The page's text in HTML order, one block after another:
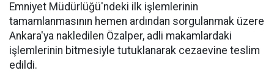
Emniyet Müdürlüğü'ndeki ilk işlemlerinin
tamamlanmasının hemen ardından sorgulanmak üzere
Ankara'ya nakledilen Özalper, adli makamlardaki
işlemlerinin bitmesiyle tutuklanarak cezaevine teslim
edildi.